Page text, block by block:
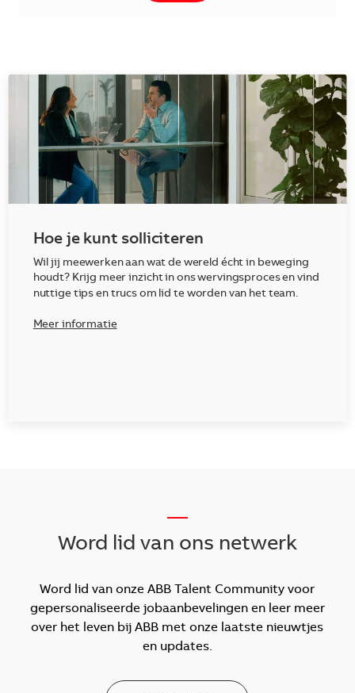
Hoe je kunt solliciteren
Wil jij meewerken aan wat de wereld écht in beweging
houdt? Krijg meer inzicht in ons wervingsproces en vind
nuttige tips en trucs om lid te worden van het team.
Meer informatie
Word lid van ons netwerk
Word lid van onze ABB Talent Community voor
gepersonaliseerde jobaanbevelingen en leer meer
over het leven bij ABB met onze laatste nieuwtjes
en updates.